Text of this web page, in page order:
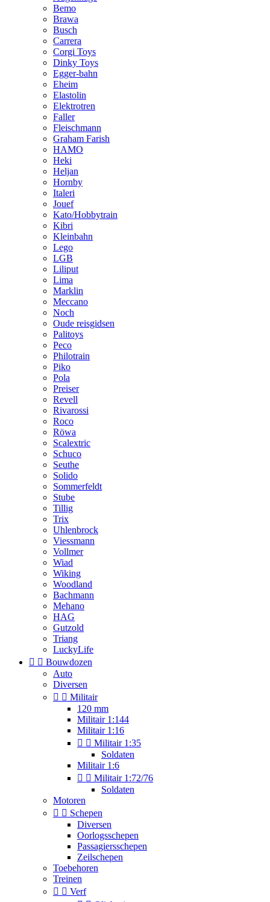
Bemo
Brawa
Busch
Carrera
Corgi Toys
Dinky Toys
Egger-bahn
Eheim
Elastolin
Elektrotren
Faller
Fleischmann
Graham Farish
HAMO
Heki
Heljan
Hornby
Italeri
Jouef
Kato/Hobbytrain
Kibri
Kleinbahn
Lego
LGB
Liliput
Lima
Marklin
Meccano
Noch
Oude reisgidsen
Palitoys
Peco
Philotrain
Piko
Pola
Preiser
Revell
Rivarossi
Roco
Röwa
Scalextric
Schuco
Seuthe
Solido
Sommerfeldt
Stube
Tillig
Trix
Uhlenbrock
Viessmann
Vollmer
Wiad
Wiking
Woodland
Bachmann
Mehano
HAG
Gutzold
Triang
LuckyLife
  Bouwdozen
Auto
Diversen
  Militair
120 mm
Militair 1:144
Militair 1:16
  Militair 1:35
Soldaten
Militair 1:6
  Militair 1:72/76
Soldaten
Motoren
  Schepen
Diversen
Oorlogsschepen
Passagiersschepen
Zeilschepen
Toebehoren
Treinen
  Verf